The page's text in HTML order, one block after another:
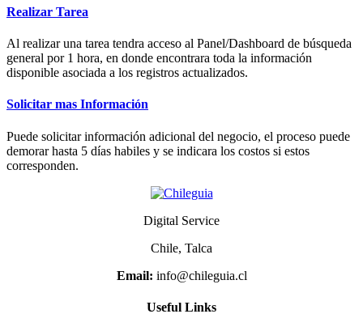
Realizar Tarea
Al realizar una tarea tendra acceso al Panel/Dashboard de búsqueda
general por 1 hora, en donde encontrara toda la información
disponible asociada a los registros actualizados.
Solicitar mas Información
Puede solicitar información adicional del negocio, el proceso puede
demorar hasta 5 días habiles y se indicara los costos si estos
corresponden.
Digital Service
Chile, Talca
Email: info@chileguia.cl
Useful Links